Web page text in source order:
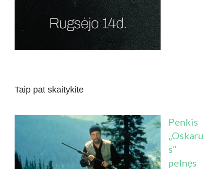
Taip pat skaitykite
Penkis
„Oskaru
s“
pelnęs